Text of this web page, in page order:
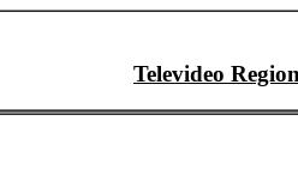
Televideo